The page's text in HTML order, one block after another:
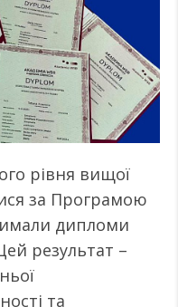
рівня вищої
за Програмою
дипломи
результат –
та